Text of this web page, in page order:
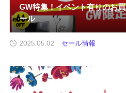
GW特集！イベント有りのお
ール
2025.05.02 セール情報